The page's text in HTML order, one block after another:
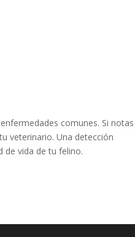
comunes. Si notas
veterinario. Una detección
de vida de tu felino.